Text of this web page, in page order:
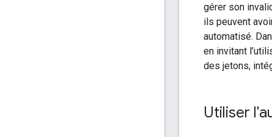
gérer son
ils peuvent
automatisé.
en invitant
des jetons,
Utiliser